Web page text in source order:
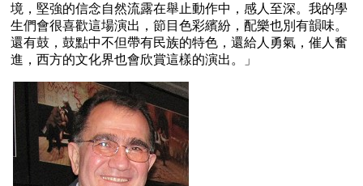
境，堅強的信念自然流露在舉止動作中，感人至深。我的學
生們會很喜歡這場演出，節目色彩繽紛，配樂也別有韻味。
還有鼓，鼓點中不但帶有民族的特色，還給人勇氣，催人奮
進，西方的文化界也會欣賞這樣的演出。」